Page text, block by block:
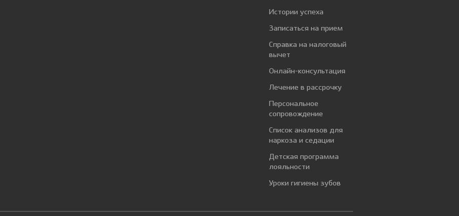
Истории успеха
Записаться на прием
Справка на налоговый
вычет
Онлайн-консультация
Лечение в рассрочку
Персональное
сопровождение
Список анализов для
наркоза и седации
Детская программа
лояльности
Уроки гигиены зубов